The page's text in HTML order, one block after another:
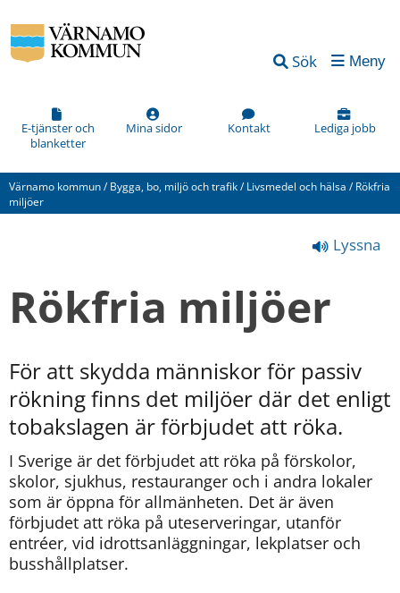
Sök Meny
E-tjänster och
blanketter
Mina sidor Kontakt Lediga jobb
Värnamo kommun/ Bygga, bo, miljö och trafik/ Livsmedel och hälsa / Rökfria
miljöer
Lyssna
Rökfria miljöer
För att skydda människor för passiv
rökning finns det miljöer där det enligt
tobakslagen är förbjudet att röka.
I Sverige är det förbjudet att röka på förskolor,
skolor, sjukhus, restauranger och i andra lokaler
som är öppna för allmänheten. Det är även
förbjudet att röka på uteserveringar, utanför
entréer, vid idrottsanläggningar, lekplatser och
busshållplatser.
Vad
kan
förbättra
den
här
(obligatorisk)
Hur
kan
vi
göra
informationen
bättre
för
dig?
Webbadress
till
sidan